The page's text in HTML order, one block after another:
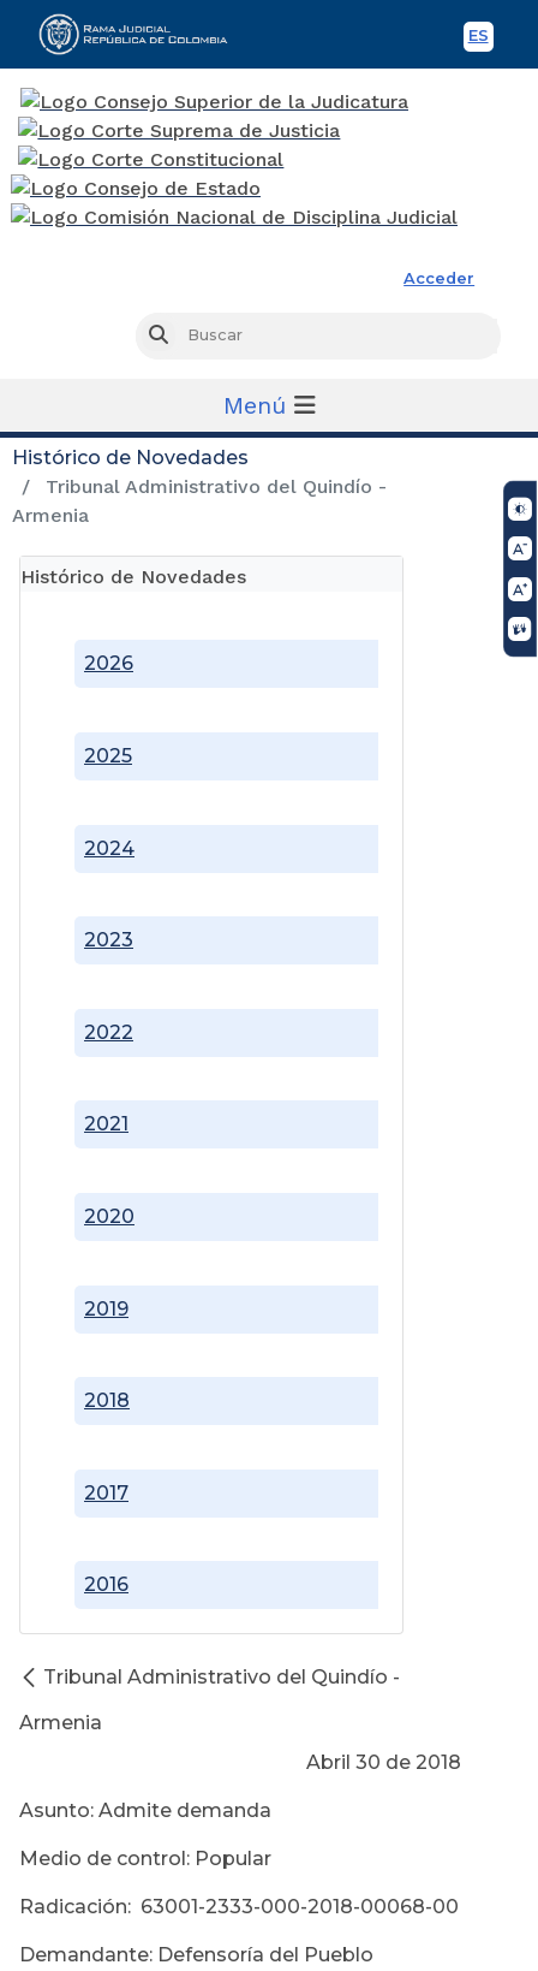
ES
Acceder
Buscar
Menú
Histórico de Novedades
Tribunal Administrativo del Quindío -
Armenia
Histórico de Novedades
2016
2017
2018
2019
2020
2021
2022
2023
2024
2025
2026
Tribunal Administrativo del Quindío -
Armenia
Abril 30 de 2018
Asunto: Admite demanda
Medio de control: Popular
Radicación: 63001-2333-000-2018-00068-00
Demandante: Defensoría del Pueblo